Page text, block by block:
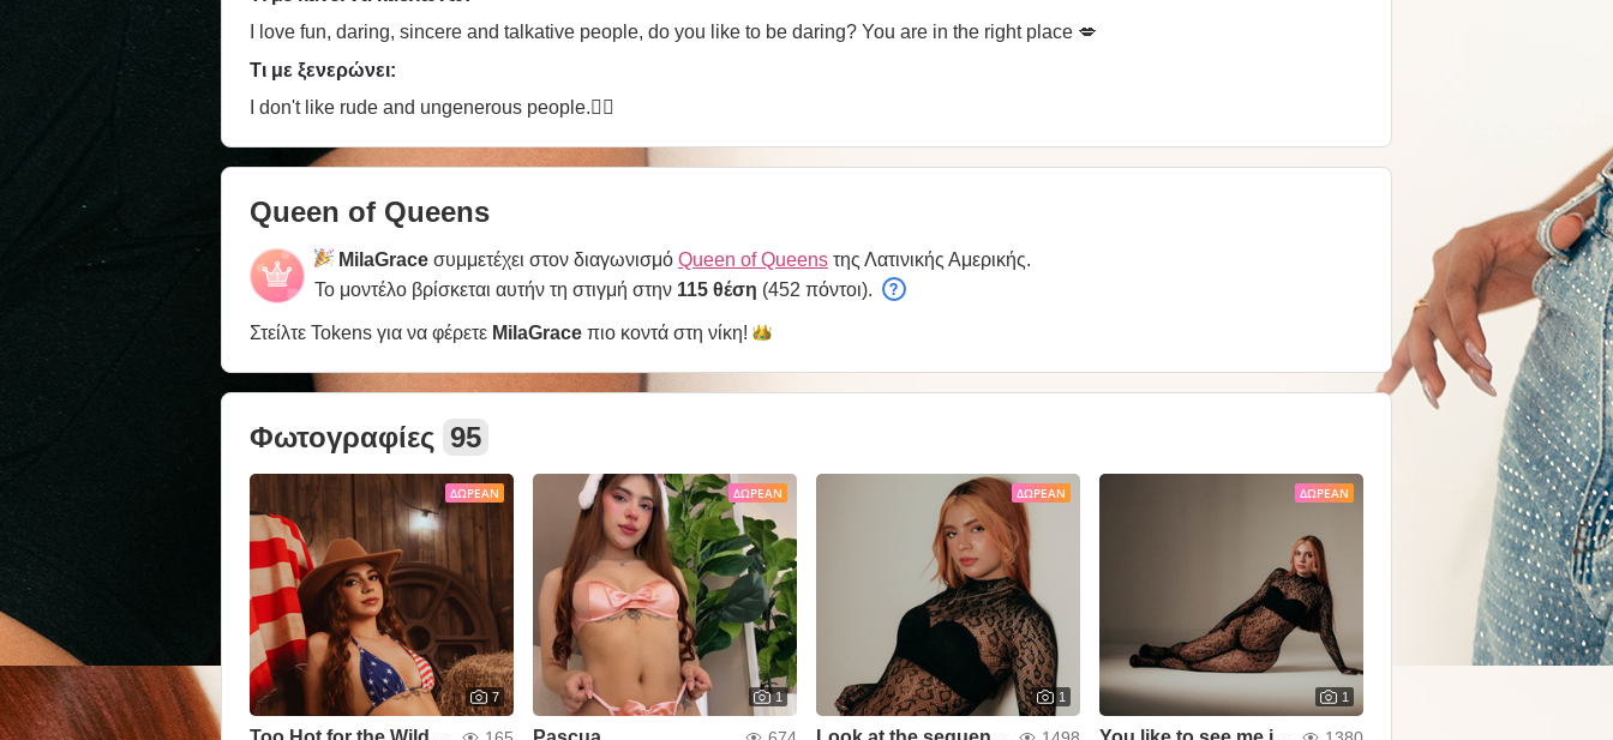
I love fun, daring, sincere and talkative people, do you like to be daring? You are in the right place 💋
Τι με ξενερώνει:
I don't like rude and ungenerous people.👎🏻
Queen of Queens
MilaGrace συμμετέχει στον διαγωνισμό Queen of Queens της Λατινικής Αμερικής.
Το μοντέλο βρίσκεται αυτήν τη στιγμή στην 115 θέση (452 πόντοι).
Στείλτε Tokens για να φέρετε MilaGrace πιο κοντά στη νίκη!
Φωτογραφίες 95
ΔΩΡΕΆΝ
7
ΔΩΡΕΆΝ
1
ΔΩΡΕΆΝ
1
ΔΩΡΕΆΝ
1